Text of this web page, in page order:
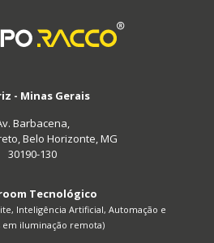
- Minas Gerais
Barbacena,
Belo Horizonte, MG
30190-130
Tecnológico
Inteligência Artificial, Automação e
em iluminação remota)